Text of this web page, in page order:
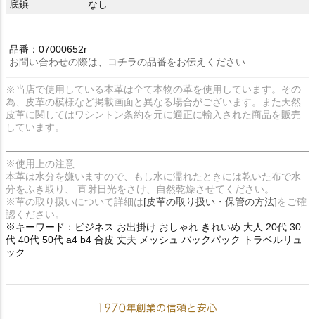
底鋲 なし
品番：07000652r
お問い合わせの際は、コチラの品番をお伝えください
※当店で使用している本革は全て本物の革を使用しています。その
為、皮革の模様など掲載画面と異なる場合がございます。また天然
皮革に関してはワシントン条約を元に適正に輸入された商品を販売
しています。
※使用上の注意
本革は水分を嫌いますので、もし水に濡れたときには乾いた布で水
分をふき取り、 直射日光をさけ、自然乾燥させてください。
※革の取り扱いについて詳細は[皮革の取り扱い・保管の方法]をご確
認ください。
※キーワード：ビジネス お出掛け おしゃれ きれいめ 大人 20代 30
代 40代 50代 a4 b4 合皮 丈夫 メッシュ バックパック トラベルリュ
ック